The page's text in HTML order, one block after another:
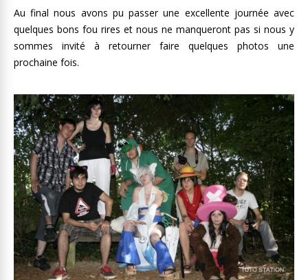
Au final nous avons pu passer une excellente journée avec
quelques bons fou rires et nous ne manqueront pas si nous y
sommes invité à retourner faire quelques photos une
prochaine fois.